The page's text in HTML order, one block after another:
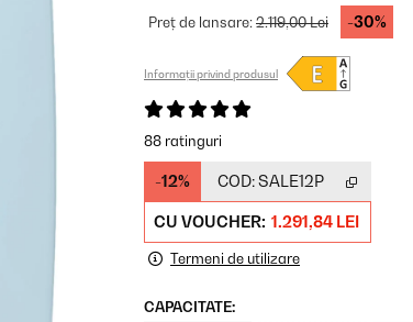
Preț de lansare:2.119,00 Lei -30%
Informații privind produsul
88 ratinguri
-12% COD:SALE12P
CU VOUCHER: 1.291,84 LEI
Termeni de utilizare
CAPACITATE: